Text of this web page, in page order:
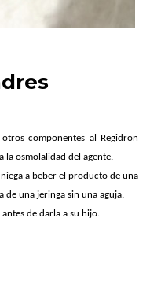
componentes al Regidron
osmolalidad del agente.
a beber el producto de una
de una jeringa sin una aguja.
de darla a su hijo.